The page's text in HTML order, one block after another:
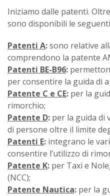
Iniziamo dalle patenti.
sono disponibili le
Patenti A:sono relative
comprendono la patente
Patenti BE-B96:
per consentire la guida di
Patente C e CE: per la
rimorchio;
Patente D: per la guida di
di persone oltre il limite
Patenti E: integrano le
consentire l’utilizzo di
Patente K: per Taxi e
(NCC);
Patente Nautica: per la